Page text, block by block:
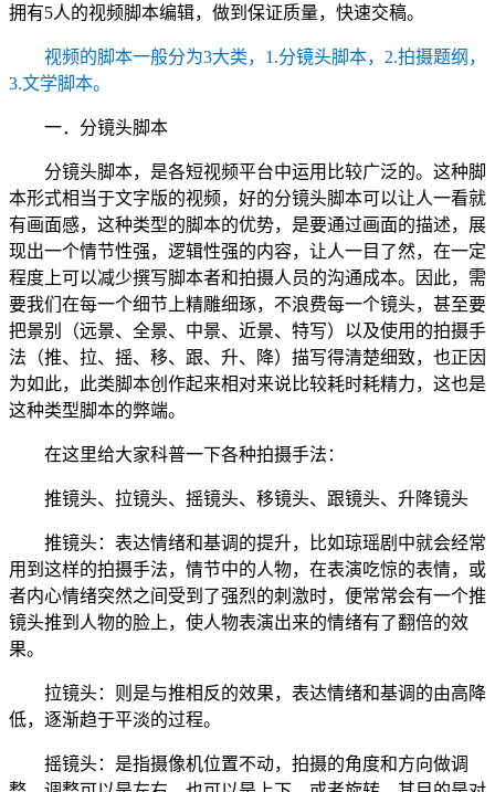
拥有5人的视频脚本编辑，做到保证质量，快速交稿。
视频的脚本一般分为3大类，1.分镜头脚本，2.拍摄题纲，
3.文学脚本。
一．分镜头脚本
分镜头脚本，是各短视频平台中运用比较广泛的。这种脚
本形式相当于文字版的视频，好的分镜头脚本可以让人一看就
有画面感，这种类型的脚本的优势，是要通过画面的描述，展
现出一个情节性强，逻辑性强的内容，让人一目了然，在一定
程度上可以减少撰写脚本者和拍摄人员的沟通成本。因此，需
要我们在每一个细节上精雕细琢，不浪费每一个镜头，甚至要
把景别（远景、全景、中景、近景、特写）以及使用的拍摄手
法（推、拉、摇、移、跟、升、降）描写得清楚细致，也正因
为如此，此类脚本创作起来相对来说比较耗时耗精力，这也是
这种类型脚本的弊端。
在这里给大家科普一下各种拍摄手法：
推镜头、拉镜头、摇镜头、移镜头、跟镜头、升降镜头
推镜头：表达情绪和基调的提升，比如琼瑶剧中就会经常
用到这样的拍摄手法，情节中的人物，在表演吃惊的表情，或
者内心情绪突然之间受到了强烈的刺激时，便常常会有一个推
镜头推到人物的脸上，使人物表演出来的情绪有了翻倍的效
果。
拉镜头：则是与推相反的效果，表达情绪和基调的由高降
低，逐渐趋于平淡的过程。
摇镜头：是指摄像机位置不动，拍摄的角度和方向做调